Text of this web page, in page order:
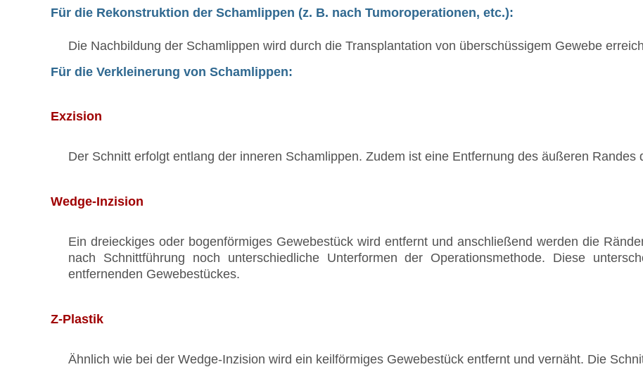
Für die Rekonstruktion der Schamlippen (z. B. nach Tumoroperationen, etc.):
Die Nachbildung der Schamlippen wird durch die Transplantation von überschüssigem Gewebe
Für die Verkleinerung von Schamlippen:
Exzision
Der Schnitt erfolgt entlang der inneren Schamlippen. Zudem ist eine Entfernung des äußeren Randes
Wedge-Inzision
Ein dreieckiges oder bogenförmiges Gewebestück wird entfernt und anschließend werden die
nach Schnittführung noch unterschiedliche Unterformen der Operationsmethode. Diese
entfernenden Gewebestückes.
Z-Plastik
Ähnlich wie bei der Wedge-Inzision wird ein keilförmiges Gewebestück entfernt und vernäht. Die